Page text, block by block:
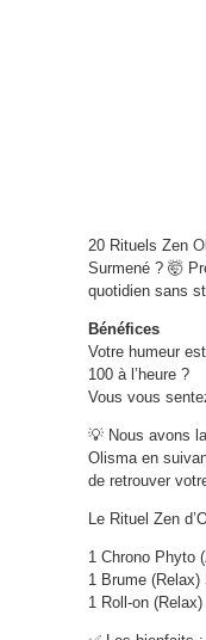
20 Rituels Zen
Surmené ? 🤯
quotidien sans
Bénéfices
Votre humeur
100 à l’heure ?
Vous vous
💡 Nous avons
Olisma en
de retrouver
Le Rituel Zen
1 Chrono Phyto
1 Brume (Relax)
1 Roll-on